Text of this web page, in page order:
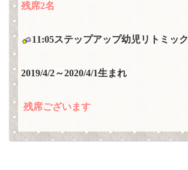
残席2名
11:05ステップアップ幼児リトミック
2019/4/2～2020/4/1生まれ
残席ございます